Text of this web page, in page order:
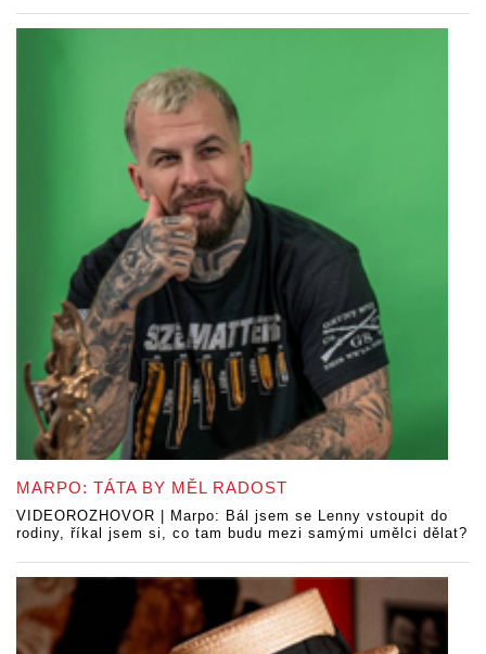
MARPO: TÁTA BY MĚL RADOST
VIDEOROZHOVOR | Marpo: Bál jsem se Lenny vstoupit do
rodiny, říkal jsem si, co tam budu mezi samými umělci dělat?